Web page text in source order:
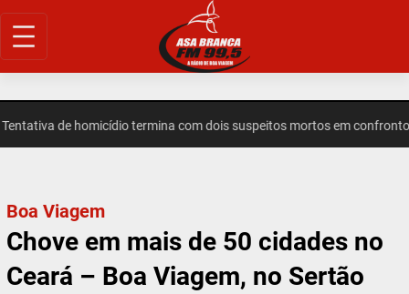
Pular
para
de homicídio termina com dois suspeitos mortos em confronto
Boa Viagem
Chove em mais de 50 cidades no
Ceará – Boa Viagem, no Sertão